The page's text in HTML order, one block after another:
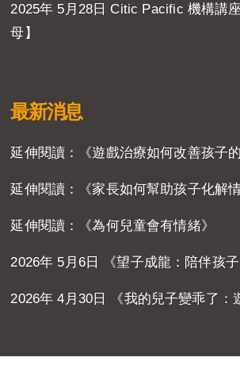
2025年 5月28日 Citic Pacific 機構講
母】
最新消息
延伸閱讀：《遊戲治療如何改善孩子的
延伸閱讀：《家長如何幫助孩子化解情
延伸閱讀：《為何兒童會有情緒》
2026年 5月6日 《望子成龍：陪伴孩子
2026年 4月30日 《我的兒子變乖了：